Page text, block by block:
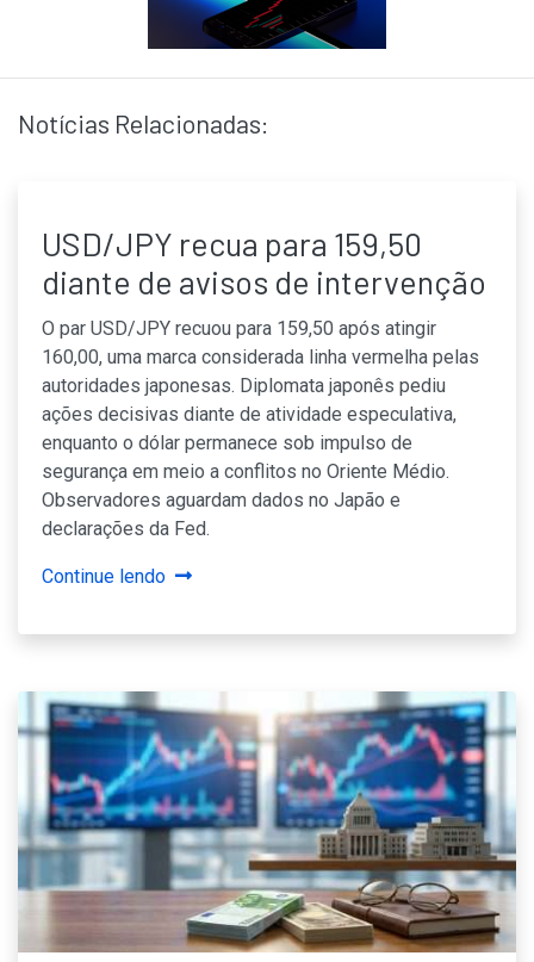
Notícias Relacionadas:
USD/JPY recua para 159,50
diante de avisos de intervenção
O par USD/JPY recuou para 159,50 após atingir
160,00, uma marca considerada linha vermelha pelas
autoridades japonesas. Diplomata japonês pediu
ações decisivas diante de atividade especulativa,
enquanto o dólar permanece sob impulso de
segurança em meio a conflitos no Oriente Médio.
Observadores aguardam dados no Japão e
declarações da Fed.
Continue lendo